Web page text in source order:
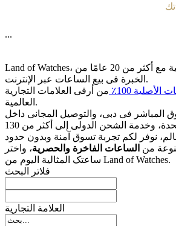
...
Land of Watches، موطن الساعات الأصلیة مع أکثر من 20 عامًا من
الخبرة فی بیع الساعات عبر الإنترنت.
الأصلیة 100٪
من أرقى العلامات التجاریة
العالمیة.
المباشر فی دبی، والتوصیل المجانی داخل
الإمارات العربیة المتحدة، وخدمة الشحن الدولی إلى أکثر من 130
من الساعات الفاخرة والحصریة، واختر
ساعتک المثالیة الیوم من Land of Watches.
فلاتر البحث
العلامة التجارية